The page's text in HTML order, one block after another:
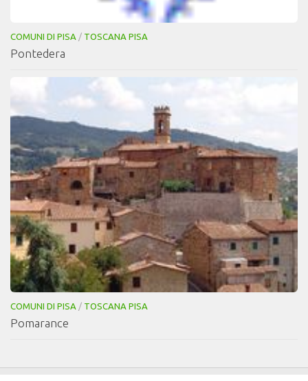
COMUNI DI PISA / TOSCANA PISA
Pontedera
COMUNI DI PISA / TOSCANA PISA
Pomarance